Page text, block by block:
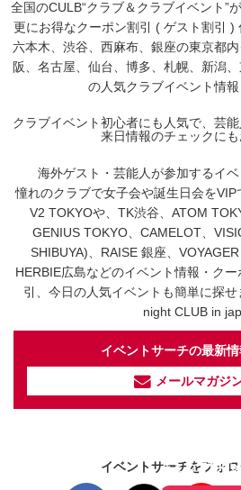
全国のCULB“クラブ＆クラブイベント”
更にお得なクーポン割引 ( ゲスト割引 )
六本木、渋谷、西麻布、銀座の東京都
阪、名古屋、仙台、博多、札幌、新潟
の人気クラブイベント情報
クラブイベント初心者にも人気で、芸
来日情報のチェックにも
海外ゲスト・芸能人が参加するイベ
憧れのクラブで女子会や誕生日会をVIP
V2 TOKYOや、TK渋谷、ATOM
GENIUS TOKYO、CAMELOT、
SHIBUYA)、RAISE 銀座、VOYAGER
HERBIE広島などのイベント情報・ク
引、今日の人気イベントも簡単に探
night CLUB in
イベントサーチの最新
メールマガジ
まとめて
イベントサーチをフォロ